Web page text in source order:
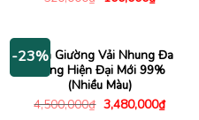
hiện
-23%
Sofa Giường Vải Nhung Đa
Năng Hiện Đại Mới 99%
(Nhiều Màu)
4,500,000₫ Giá
gốc
3,480,000₫Giá
hiện